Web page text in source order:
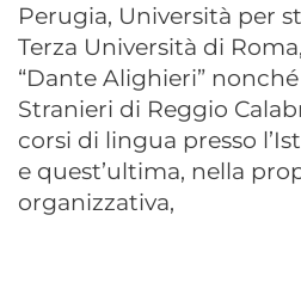
Perugia, Università per
Terza Università di
“Dante Alighieri”
Stranieri di Reggio
corsi di lingua presso
e quest’ultima, nella
organizzativa,